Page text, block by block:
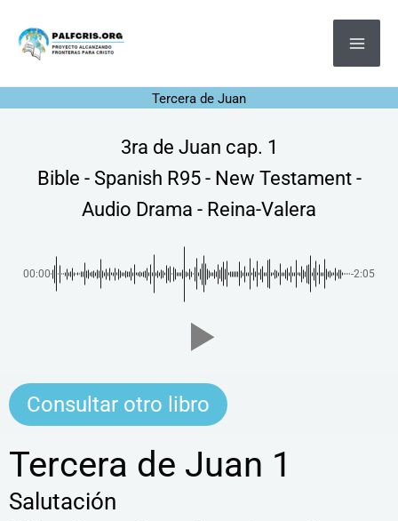
Tercera de Juan
3ra de Juan cap. 1
Bible - Spanish R95 - New Testament -
Audio Drama - Reina-Valera
00:00 -2:05
Consultar otro libro
Tercera de Juan 1
Salutación